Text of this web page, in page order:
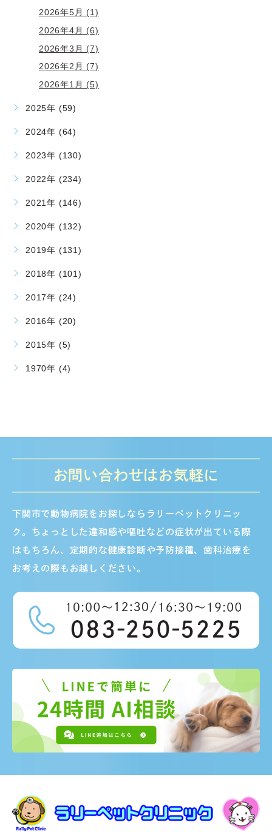
2026年5月 (1)
2026年4月 (6)
2026年3月 (7)
2026年2月 (7)
2026年1月 (5)
2025年 (59)
2024年 (64)
2023年 (130)
2022年 (234)
2021年 (146)
2020年 (132)
2019年 (131)
2018年 (101)
2017年 (24)
2016年 (20)
2015年 (5)
1970年 (4)
お問い合わせはお気軽に
下関市で動物病院をお探しならラリーペットクリニッ
ク。ちょっとした違和感や嘔吐などの症状が出ている際
はもちろん、定期的な健康診断や予防接種、歯科治療を
お考えの際もお越しください。